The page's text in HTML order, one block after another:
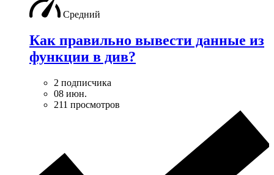
Средний
Как правильно вывести данные из
функции в див?
2 подписчика
08 июн.
211 просмотров